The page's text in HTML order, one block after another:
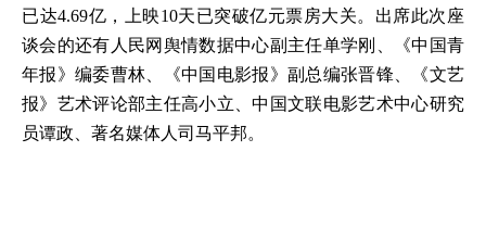
已达4.69亿，上映10天已突破亿元票房大关。出席此次座
谈会的还有人民网舆情数据中心副主任单学刚、《中国青
年报》编委曹林、《中国电影报》副总编张晋锋、《文艺
报》艺术评论部主任高小立、中国文联电影艺术中心研究
员谭政、著名媒体人司马平邦。